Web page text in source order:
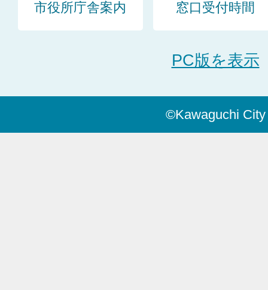
市役所庁舎案内 窓口受付時間
PC版を表示
©Kawaguchi City